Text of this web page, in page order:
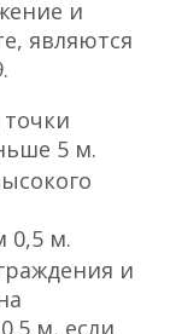
и
являются
5 м.
0,5 м.
и
м, если